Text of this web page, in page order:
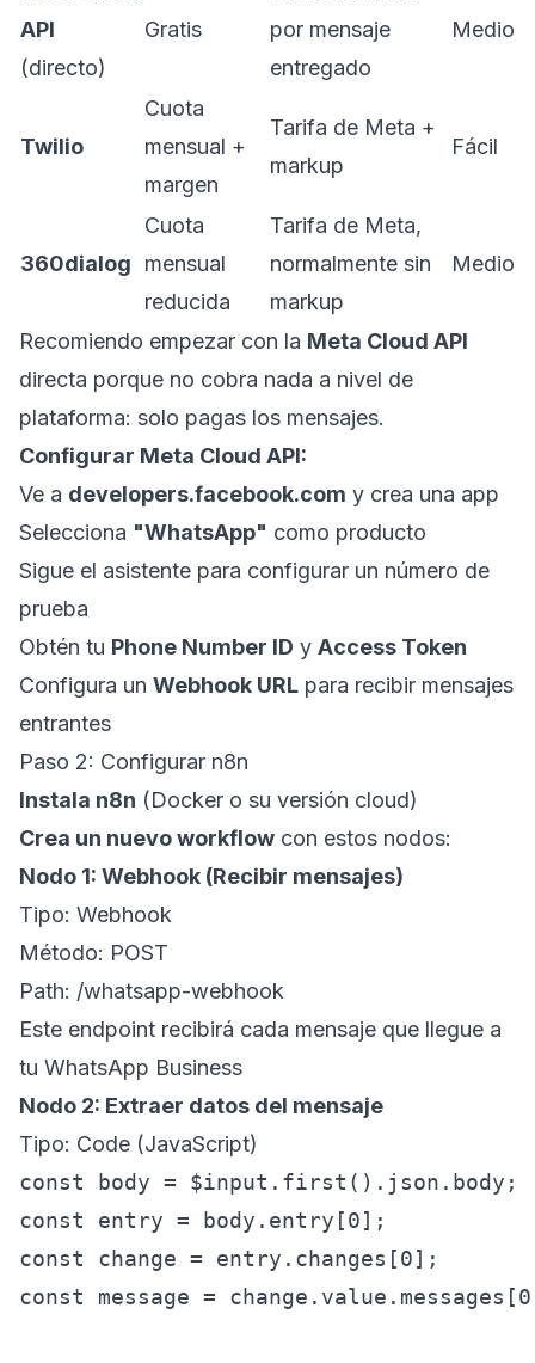
API
(directo)
Gratis
por mensaje
entregado
Medio
Twilio
Cuota
mensual +
margen
Tarifa de Meta +
markup
Fácil
360dialog
Cuota
mensual
reducida
Tarifa de Meta,
normalmente sin
markup
Medio
Recomiendo empezar con la Meta Cloud API
directa porque no cobra nada a nivel de
plataforma: solo pagas los mensajes.
Configurar Meta Cloud API:
Ve a developers.facebook.com y crea una app
Selecciona "WhatsApp" como producto
Sigue el asistente para configurar un número de
prueba
Obtén tu Phone Number ID y Access Token
Configura un Webhook URL para recibir mensajes
entrantes
Paso 2: Configurar n8n
Instala n8n (Docker o su versión cloud)
Crea un nuevo workflow con estos nodos:
Nodo 1: Webhook (Recibir mensajes)
Tipo: Webhook
Método: POST
Path: /whatsapp-webhook
Este endpoint recibirá cada mensaje que llegue a
tu WhatsApp Business
Nodo 2: Extraer datos del mensaje
Tipo: Code (JavaScript)
const body = $input.first().json.body;
const entry = body.entry[0];
const change = entry.changes[0];
const message =